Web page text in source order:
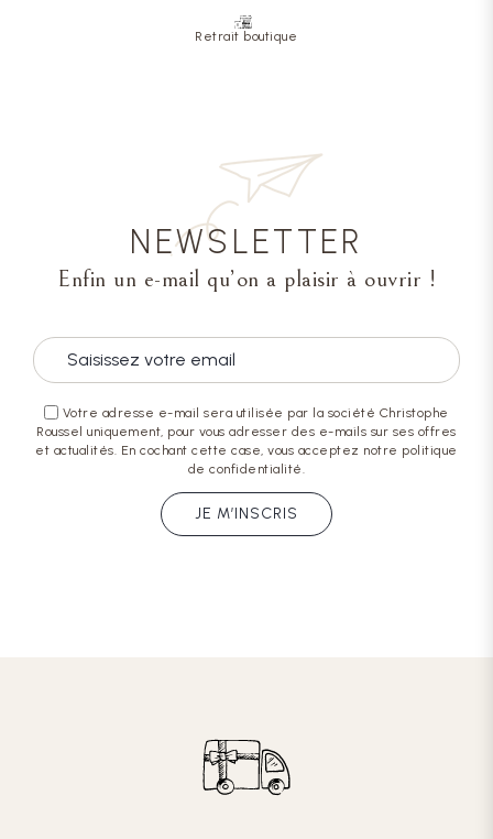
Retrait boutique
NEWSLETTER
Enfin un e-mail qu’on a plaisir à ouvrir !
Votre adresse e-mail sera utilisée par la société Christophe
Roussel uniquement, pour vous adresser des e-mails sur ses offres
et actualités. En cochant cette case, vous acceptez notre politique
de confidentialité.
JE M’INSCRIS